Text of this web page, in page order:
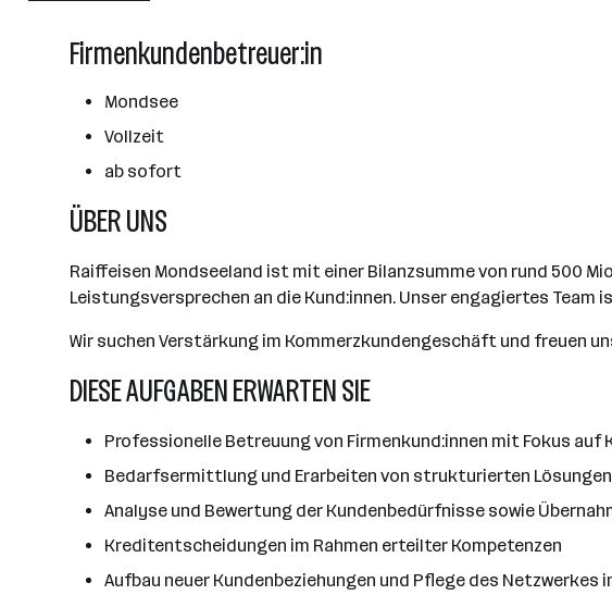
Firmenkundenbetreuer:in
Mondsee
Vollzeit
ab sofort
ÜBER UNS
Raiffeisen Mondseeland ist mit einer Bilanzsumme von rund 500
Leistungsversprechen an die Kund:innen. Unser engagiertes Team
Wir suchen Verstärkung im Kommerzkundengeschäft und freuen
DIESE AUFGABEN ERWARTEN SIE
Professionelle Betreuung von Firmenkund:innen mit Fokus auf
Bedarfsermittlung und Erarbeiten von strukturierten
Analyse und Bewertung der Kundenbedürfnisse sowie
Kreditentscheidungen im Rahmen erteilter Kompetenzen
Aufbau neuer Kundenbeziehungen und Pflege des Netzwerkes